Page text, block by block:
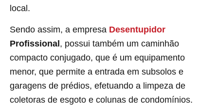
local.
Sendo assim, a empresa Desentupidor
Profissional, possui também um caminhão
compacto conjugado, que é um equipamento
menor, que permite a entrada em subsolos e
garagens de prédios, efetuando a limpeza de
coletoras de esgoto e colunas de condomínios.